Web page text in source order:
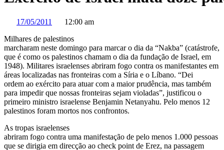
17/05/2011
12:00 am
Milhares de palestinos
marcharam neste domingo para marcar o dia da “Nakba” (catástrofe,
que é como os palestinos chamam o dia da fundação de Israel, em
1948). Militares israelenses abriram fogo contra os manifestantes em
áreas localizadas nas fronteiras com a Síria e o Líbano. “Dei
ordem ao exército para atuar com a maior prudência, mas também
para impedir que nossas fronteiras sejam violadas”, justificou o
primeiro ministro israelense Benjamin Netanyahu. Pelo menos 12
palestinos foram mortos nos confrontos.
As tropas israelenses
abriram fogo contra uma manifestação de pelo menos 1.000 pessoas
que se dirigia em direcção ao check point de Erez, na passagem